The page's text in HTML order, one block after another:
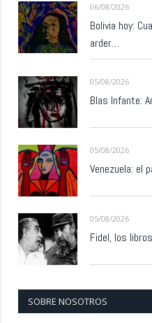
06/08/2026
Bolivia hoy:
arder…
05/08/2026
Blas Infante:
05/08/2026
Venezuela: el
05/08/2026
Fidel, los
SOBRE NOSOTROS